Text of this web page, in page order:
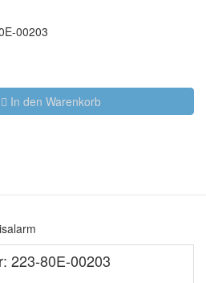
00203
In den Warenkorb
223-80E-00203